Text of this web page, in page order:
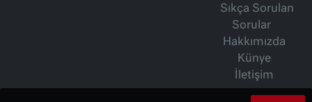
Sıkça Sorulan
Sorular
Hakkımızda
Künye
İletişim